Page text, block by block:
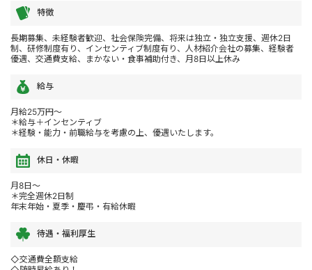
特徴
長期募集、未経験者歓迎、社会保険完備、将来は独立・独立支援、週休2日
制、研修制度有り、インセンティブ制度有り、人材紹介会社の募集、経験者
優遇、交通費支給、まかない・食事補助付き、月8日以上休み
給与
月給25万円～
＊給与＋インセンティブ
＊経験・能力・前職給与を考慮の上、優遇いたします。
休日・休暇
月8日～
＊完全週休2日制
年末年始・夏季・慶弔・有給休暇
待遇・福利厚生
◇交通費全額支給